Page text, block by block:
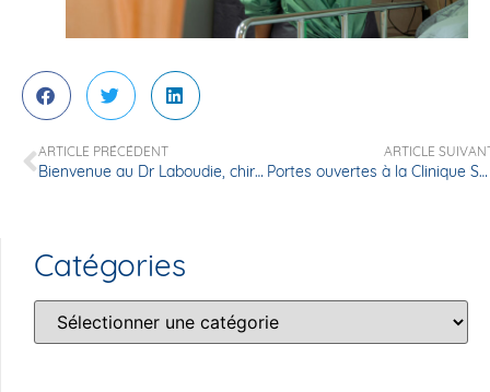
ARTICLE PRÉCÉDENT
Bienvenue au Dr Laboudie, chirurgien de la hanche et du genou
ARTICLE
Portes ouvertes à la Clinique Saint Joseph d’Angoulême : une soirée exclusive pour les soignants !
Catégories